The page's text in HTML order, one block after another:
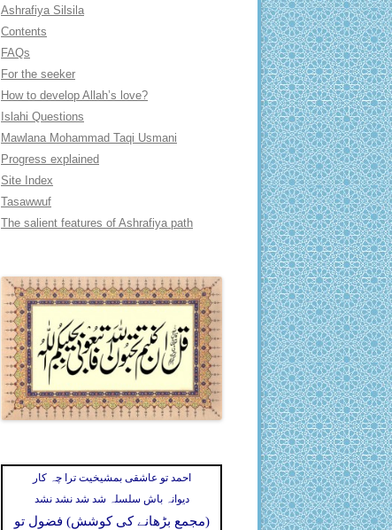
Ashrafiya Silsila
Contents
FAQs
For the seeker
How to develop Allah’s love?
Islahi Questions
Mawlana Mohammad Taqi Usmani
Progress explained
Site Index
Tasawwuf
The salient features of Ashrafiya path
احمد تو عاشقی بمشیخیت ترا چہ کار
دیوانہ باش سلسلہ شد شد نشد نشد
(مجمع بڑھانے کی کوشش) فضول تو